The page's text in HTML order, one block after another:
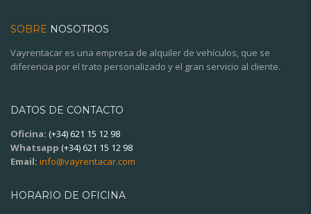
SOBRE NOSOTROS
Vayrentacar es una empresa de alquiler de vehículos, que se
diferencia por el trato personalizado y el gran servicio al cliente.
DATOS DE CONTACTO
Oficina: (+34) 621 15 12 98
Whatsapp (+34) 621 15 12 98
Email: info@vayrentacar.com
HORARIO DE OFICINA